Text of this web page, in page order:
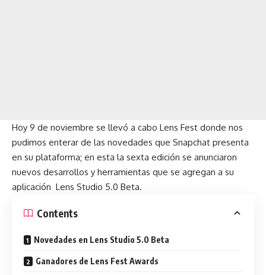
Hoy 9 de noviembre se llevó a cabo Lens Fest donde nos
pudimos enterar de las novedades que Snapchat presenta
en su plataforma; en esta la sexta edición se anunciaron
nuevos desarrollos y herramientas que se agregan a su
aplicación Lens Studio 5.0 Beta.
Contents
Novedades en Lens Studio 5.0 Beta
Ganadores de Lens Fest Awards